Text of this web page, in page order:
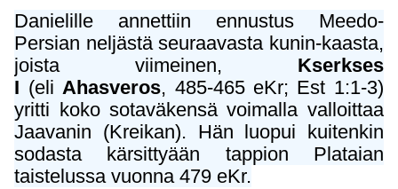
Danielille annettiin ennustus Meedo-
Persian neljästä seuraavasta kunin-kaasta,
joista viimeinen, Kserkses
I (eliAhasveros, 485-465 eKr; Est 1:1-3)
yritti koko sotaväkensä voimalla valloittaa
Jaavanin (Kreikan). Hän luopui kuitenkin
sodasta kärsittyään tappion Plataian
taistelussa vuonna 479 eKr.